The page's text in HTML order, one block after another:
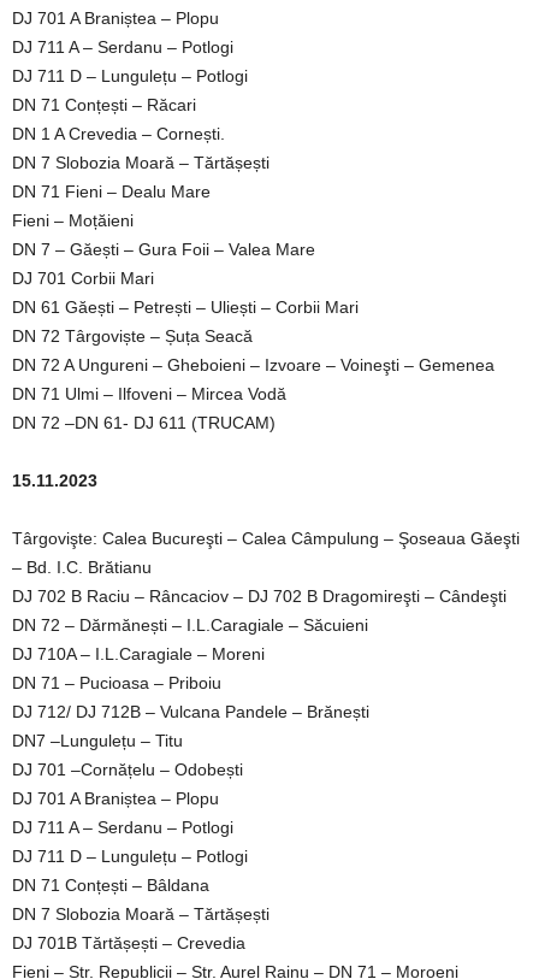
DJ 701 A Braniștea – Plopu
DJ 711 A – Serdanu – Potlogi
DJ 711 D – Lungulețu – Potlogi
DN 71 Conțești – Răcari
DN 1 A Crevedia – Cornești.
DN 7 Slobozia Moară – Tărtășești
DN 71 Fieni – Dealu Mare
Fieni – Moțăieni
DN 7 – Găești – Gura Foii – Valea Mare
DJ 701 Corbii Mari
DN 61 Găești – Petrești – Uliești – Corbii Mari
DN 72 Târgoviște – Șuța Seacă
DN 72 A Ungureni – Gheboieni – Izvoare – Voineşti – Gemenea
DN 71 Ulmi – Ilfoveni – Mircea Vodă
DN 72 –DN 61- DJ 611 (TRUCAM)
15.11.2023
Târgovişte: Calea Bucureşti – Calea Câmpulung – Şoseaua Găeşti
– Bd. I.C. Brătianu
DJ 702 B Raciu – Râncaciov – DJ 702 B Dragomireşti – Cândeşti
DN 72 – Dărmănești – I.L.Caragiale – Săcuieni
DJ 710A – I.L.Caragiale – Moreni
DN 71 – Pucioasa – Priboiu
DJ 712/ DJ 712B – Vulcana Pandele – Brănești
DN7 –Lungulețu – Titu
DJ 701 –Cornățelu – Odobești
DJ 701 A Braniștea – Plopu
DJ 711 A – Serdanu – Potlogi
DJ 711 D – Lungulețu – Potlogi
DN 71 Conțești – Bâldana
DN 7 Slobozia Moară – Tărtășești
DJ 701B Tărtășești – Crevedia
Fieni – Str. Republicii – Str. Aurel Rainu – DN 71 – Moroeni